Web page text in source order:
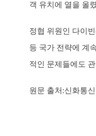
객 유치에 열을 올
정협 위원인 다이
등 국가 전략에 계
적인 문제들에도
원문 출처:신화통